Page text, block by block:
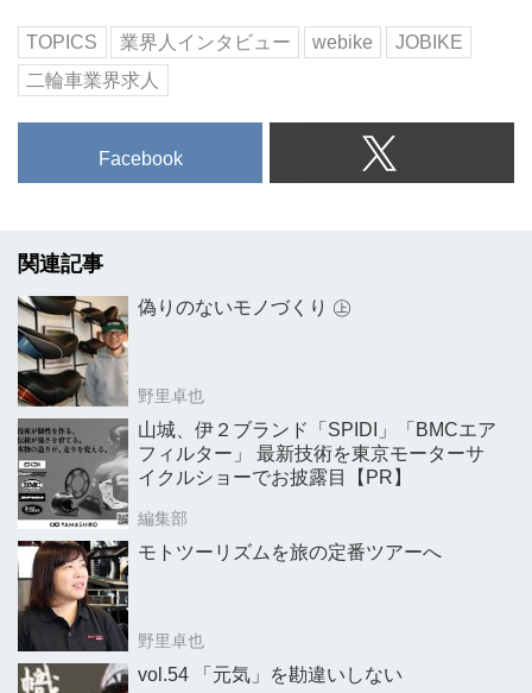
TOPICS 業界人インタビュー webike
JOBIKE
二輪車業界求人
Facebook
関連記事
偽りのないモノづくり ㊤
野里卓也
山城、伊２ブランド「SPIDI」「BMCエア
フィルター」 最新技術を東京モーターサ
イクルショーでお披露目【PR】
編集部
モトツーリズムを旅の定番ツアーへ
野里卓也
vol.54 「元気」を勘違いしない